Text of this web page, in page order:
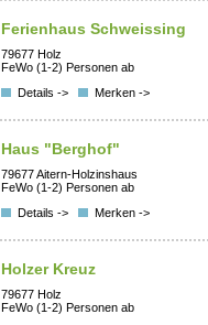
Ferienhaus Schweissing
79677 Holz
FeWo (1-2) Personen ab
Details ->
Merken ->
Haus "Berghof"
79677 Aitern-Holzinshaus
FeWo (1-2) Personen ab
Details ->
Merken ->
Holzer Kreuz
79677 Holz
FeWo (1-2) Personen ab